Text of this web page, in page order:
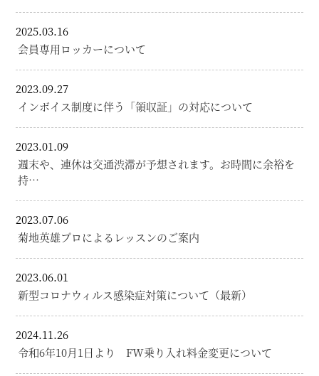
2025.03.16
会員専用ロッカーについて
2023.09.27
インボイス制度に伴う「領収証」の対応について
2023.01.09
週末や、連休は交通渋滞が予想されます。お時間に余裕を
持…
2023.07.06
菊地英雄プロによるレッスンのご案内
2023.06.01
新型コロナウィルス感染症対策について（最新）
2024.11.26
令和6年10月1日より FW乗り入れ料金変更について